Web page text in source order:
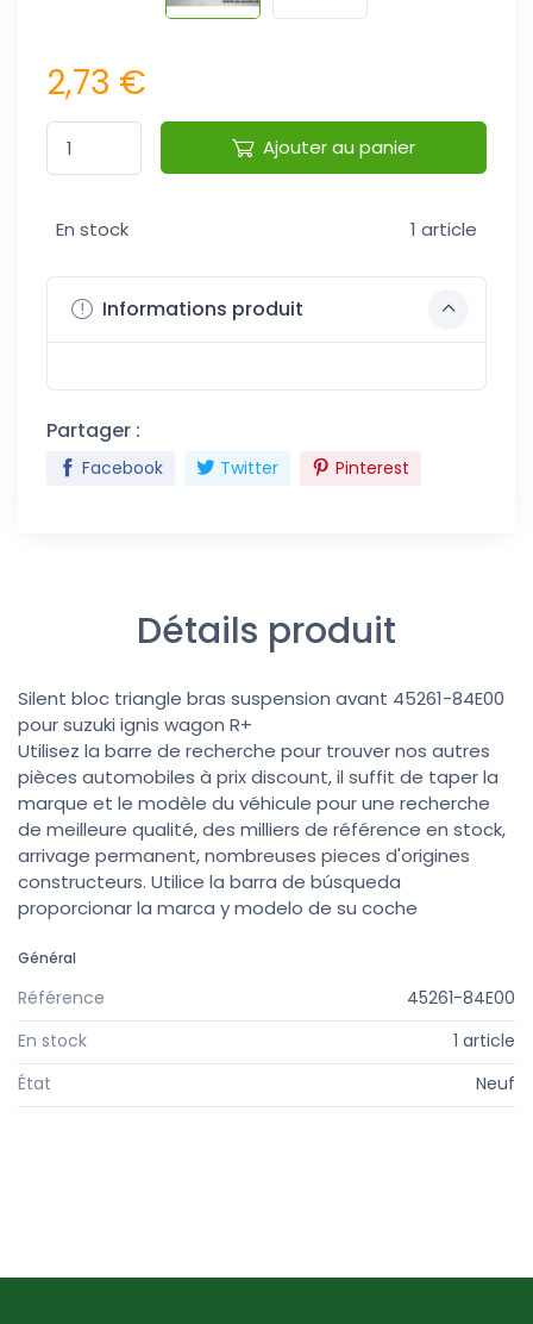
2,73 €
Ajouter au panier
En stock 1 article
Informations produit
Partager :
Facebook Twitter Pinterest
Détails produit
Silent bloc triangle bras suspension avant 45261-84E00
pour suzuki ignis wagon R+
Utilisez la barre de recherche pour trouver nos autres
pièces automobiles à prix discount, il suffit de taper la
marque et le modèle du véhicule pour une recherche
de meilleure qualité, des milliers de référence en stock,
arrivage permanent, nombreuses pieces d'origines
constructeurs. Utilice la barra de búsqueda
proporcionar la marca y modelo de su coche
Général
Référence
45261-84E00
En stock
1 article
État
Neuf